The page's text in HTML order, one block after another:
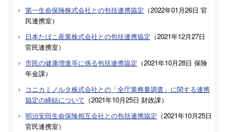
第一生命保険株式会社との包括連携協定 （2022年01月26日 官
民連携室）
日本たばこ産業株式会社との包括連携協定 （2021年12月27日
官民連携室）
市民の健康増進等に係る包括連携協定 （2021年10月28日 保険
年金課）
コニカミノルタ株式会社との「全庁業務量調査」に関する連携
協定の締結について （2021年10月25日 財政課）
明治安田生命保険相互会社との包括連携協定 （2021年10月25日
官民連携室）